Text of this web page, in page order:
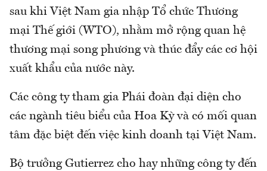
sau khi Việt Nam gia nhập Tổ chức Thương
mại Thế giới (WTO), nhằm mở rộng quan hệ
thương mại song phương và thúc đẩy các cơ hội
xuất khẩu của nước này.
Các công ty tham gia Phái đoàn đại diện cho
các ngành tiêu biểu của Hoa Kỳ và có mối quan
tâm đặc biệt đến việc kinh doanh tại Việt Nam.
Bộ trưởng Gutierrez cho hay những công ty đến